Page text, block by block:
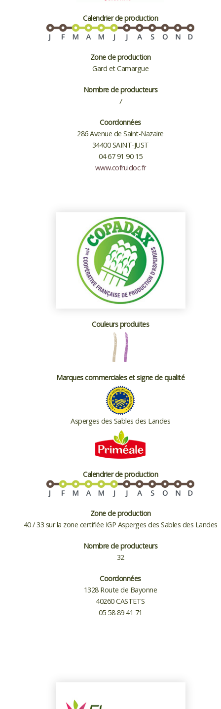
Calendrier de production
Zone de production
Gard et Camargue
Nombre de producteurs
7
Coordonnées
286 Avenue de Saint-Nazaire
34400 SAINT-JUST
04 67 91 90 15
www.cofruidoc.fr
Couleurs produites
Marques commerciales et signe de qualité
Asperges des Sables des Landes
Calendrier de production
Zone de production
40 / 33 sur la zone certifiée IGP Asperges des Sables des Landes
Nombre de producteurs
32
Coordonnées
1328 Route de Bayonne
40260 CASTETS
05 58 89 41 71